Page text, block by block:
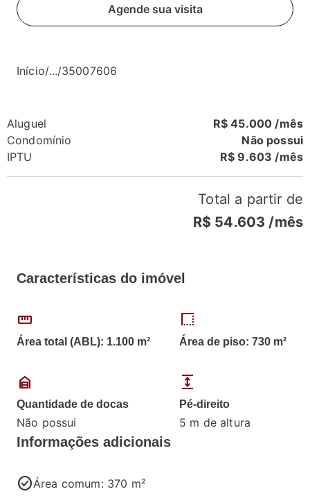
Agende sua visita
Início/.../35007606
Aluguel
R$ 45.000 /mês
Condomínio
Não possui
IPTU
R$ 9.603 /mês
Total a partir de
R$ 54.603 /mês
Características do imóvel
straighten
Área total (ABL): 1.100 m²
border_style
Área de piso: 730 m²
garage_home
Quantidade de docas
Não possui
expand
Pé-direito
5 m de altura
Informações adicionais
check_circleÁrea comum: 370 m²